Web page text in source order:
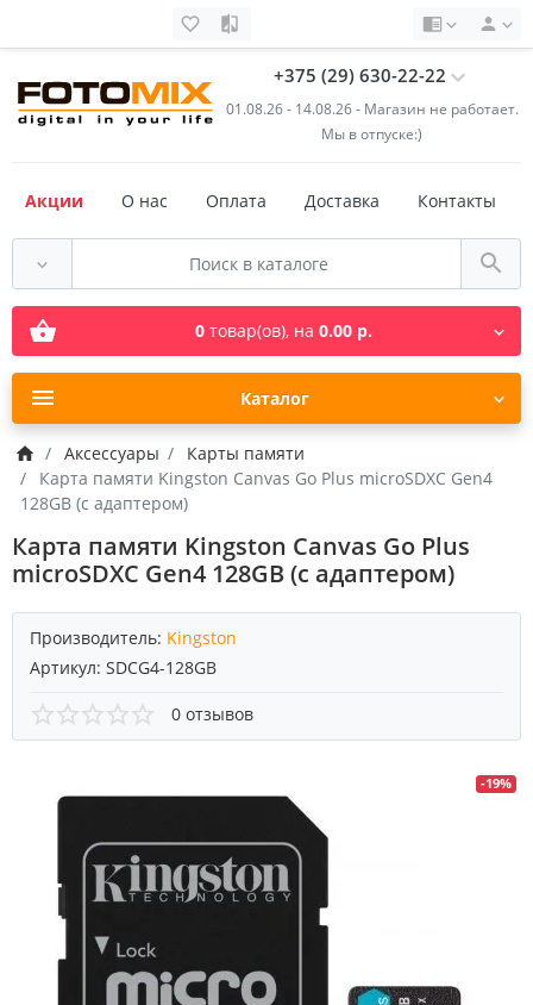
+375 (29) 630-22-22
01.08.26 - 14.08.26 - Магазин не работает.
Мы в отпуске:)
Акции О нас Оплата Доставка Контакты
0товар(ов), на 0.00 р.
Каталог
Аксессуары
Карты памяти
Карта памяти Kingston Canvas Go Plus microSDXC Gen4
128GB (с адаптером)
Карта памяти Kingston Canvas Go Plus
microSDXC Gen4 128GB (с адаптером)
Производитель: Kingston
Артикул: SDCG4-128GB
0 отзывов
-19%